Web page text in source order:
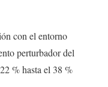
con el entorno
perturbador del
% hasta el 38 %